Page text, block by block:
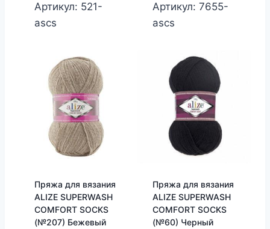
Артикул: 521-
ascs
Артикул: 7655-
ascs
Пряжа для вязания
ALIZE SUPERWASH
COMFORT SOCKS
(№207) Бежевый
Пряжа для вязания
ALIZE SUPERWASH
COMFORT SOCKS
(№60) Черный